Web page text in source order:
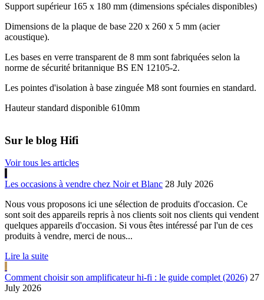
Support supérieur 165 x 180 mm (dimensions spéciales disponibles)
Dimensions de la plaque de base 220 x 260 x 5 mm (acier
acoustique).
Les bases en verre transparent de 8 mm sont fabriquées selon la
norme de sécurité britannique BS EN 12105-2.
Les pointes d'isolation à base zinguée M8 sont fournies en standard.
Hauteur standard disponible 610mm
Sur le blog Hifi
Voir tous les articles
Les occasions à vendre chez Noir et Blanc 28 July 2026
Nous vous proposons ici une sélection de produits d'occasion. Ce
sont soit des appareils repris à nos clients soit nos clients qui vendent
quelques appareils d'occasion. Si vous êtes intéressé par l'un de ces
produits à vendre, merci de nous...
Lire la suite
Comment choisir son amplificateur hi-fi : le guide complet (2026) 27
July 2026